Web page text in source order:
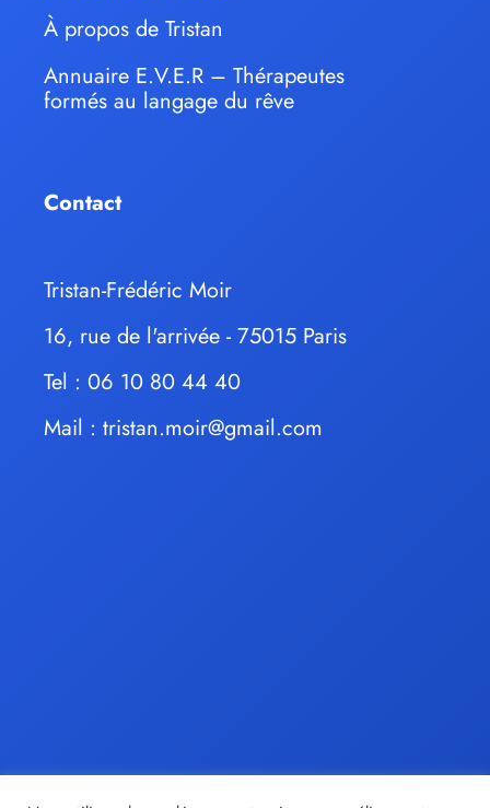
À propos de Tristan
Annuaire E.V.E.R – Thérapeutes
formés au langage du rêve
Contact
Tristan-Frédéric Moir
16, rue de l'arrivée - 75015 Paris
Tel : 06 10 80 44 40
Mail : tristan.moir@gmail.com